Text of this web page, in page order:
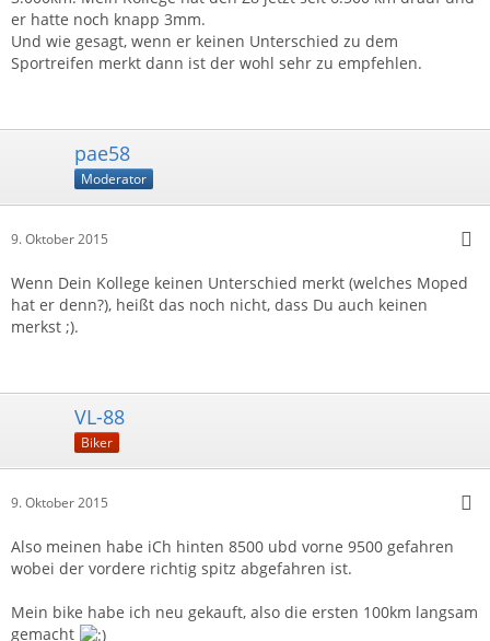
er hatte noch knapp 3mm.
Und wie gesagt, wenn er keinen Unterschied zu dem
Sportreifen merkt dann ist der wohl sehr zu empfehlen.
pae58
Moderator
9. Oktober 2015
Wenn Dein Kollege keinen Unterschied merkt (welches Moped
hat er denn?), heißt das noch nicht, dass Du auch keinen
merkst ;).
VL-88
Biker
9. Oktober 2015
Also meinen habe iCh hinten 8500 ubd vorne 9500 gefahren
wobei der vordere richtig spitz abgefahren ist.
Mein bike habe ich neu gekauft, also die ersten 100km langsam
gemacht